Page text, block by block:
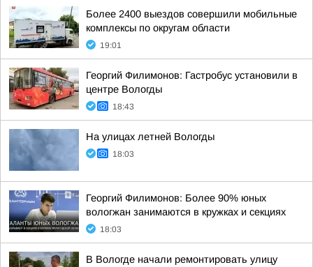
Более 2400 выездов совершили мобильные
комплексы по округам области
19:01
Георгий Филимонов: Гастробус установили в
центре Вологды
18:43
На улицах летней Вологды
18:03
Георгий Филимонов: Более 90% юных
вологжан занимаются в кружках и секциях
18:03
В Вологде начали ремонтировать улицу